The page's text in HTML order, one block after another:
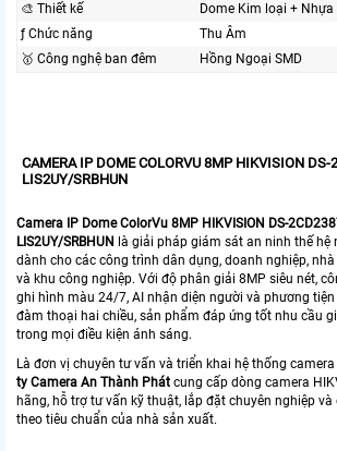
🎨 Thiết kế
Dome Kim loại + Nhựa
ƒ Chức năng
Thu Âm
🥇️ Công nghệ ban đêm
Hồng Ngoại SMD
CAMERA IP DOME COLORVU 8MP HIKVISION DS-
LIS2UY/SRBHUN
Camera IP Dome ColorVu 8MP HIKVISION DS-
LIS2UY/SRBHUN là giải pháp giám sát an ninh thế hệ
dành cho các công trình dân dụng, doanh nghiệp,
và khu công nghiệp. Với độ phân giải 8MP siêu nét,
ghi hình màu 24/7, AI nhận diện người và phương
đàm thoại hai chiều, sản phẩm đáp ứng tốt nhu cầu
trong mọi điều kiện ánh sáng.
Là đơn vị chuyên tư vấn và triển khai hệ thống
ty Camera An Thành Phát cung cấp dòng camera
hãng, hỗ trợ tư vấn kỹ thuật, lắp đặt chuyên nghiệp và
theo tiêu chuẩn của nhà sản xuất.